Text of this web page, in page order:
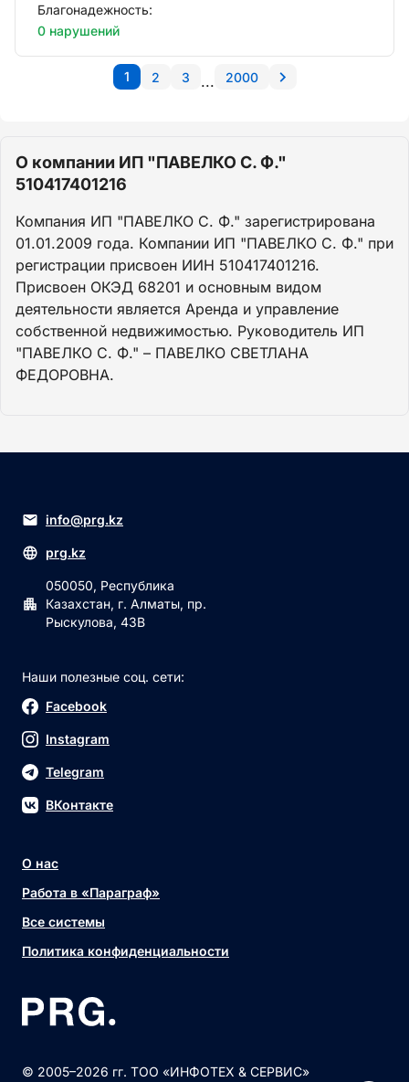
Благонадежность:
0 нарушений
1 2 3 ... 2000
О компании ИП "ПАВЕЛКО С. Ф."
510417401216
Компания ИП "ПАВЕЛКО С. Ф." зарегистрирована
01.01.2009 года. Компании ИП "ПАВЕЛКО С. Ф." при
регистрации присвоен ИИН 510417401216.
Присвоен ОКЭД 68201 и основным видом
деятельности является Аренда и управление
собственной недвижимостью. Руководитель ИП
"ПАВЕЛКО С. Ф." – ПАВЕЛКО СВЕТЛАНА
ФЕДОРОВНА.
info@prg.kz
prg.kz
050050, Республика
Казахстан, г. Алматы, пр.
Рыскулова, 43В
Наши полезные соц. сети:
Facebook
Instagram
Telegram
ВКонтакте
О нас
Работа в «Параграф»
Все системы
Политика конфиденциальности
© 2005–2026 гг. ТОО «ИНФОТЕХ & СЕРВИС»